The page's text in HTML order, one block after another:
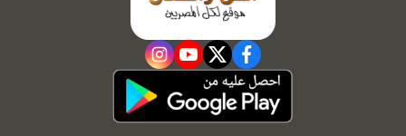
facebook
twitter
youtube
instagram